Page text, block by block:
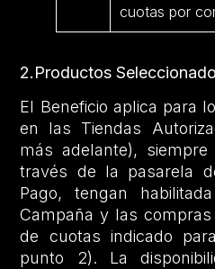
cuotas por
2.Productos
El Beneficio aplica para
en las Tiendas
más adelante),
través de la pasarela
Pago, tengan
Campaña y las
de cuotas indicado
punto 2). La